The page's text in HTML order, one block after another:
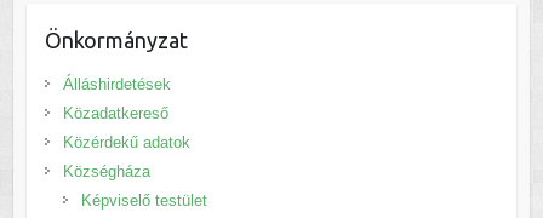
Önkormányzat
Álláshirdetések
Közadatkereső
Közérdekű adatok
Községháza
Képviselő testület